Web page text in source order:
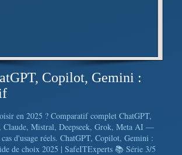
Copilot, Gemini :
en 2025 ? Comparatif complet ChatGPT,
Mistral, Deepseek, Grok, Meta AI —
d'usage réels. ChatGPT, Copilot, Gemini :
de choix 2025 | SafeITExperts 📚 Série 3/5